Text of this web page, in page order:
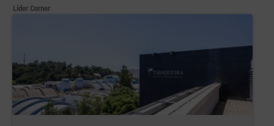
Líder Corner